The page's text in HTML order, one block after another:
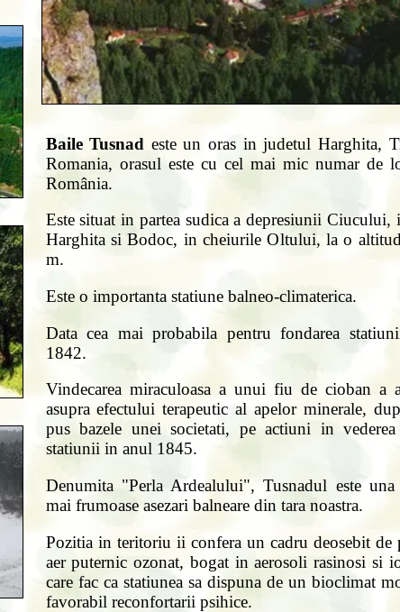
Baile Tusnad este un oras in judetul Harghita,
Romania, orasul este cu cel mai mic numar de
România.
Este situat in partea sudica a depresiunii Ciucului,
Harghita si Bodoc, in cheiurile Oltului, la o
m.
Este o importanta statiune balneo-climaterica.
Data cea mai probabila pentru fondarea
1842.
Vindecarea miraculoasa a unui fiu de cioban a
asupra efectului terapeutic al apelor minerale,
pus bazele unei societati, pe actiuni in
statiunii in anul 1845.
Denumita "Perla Ardealului", Tusnadul este
mai frumoase asezari balneare din tara noastra.
Pozitia in teritoriu ii confera un cadru deosebit de
aer puternic ozonat, bogat in aerosoli rasinosi si
care fac ca statiunea sa dispuna de un bioclimat
favorabil reconfortarii psihice.